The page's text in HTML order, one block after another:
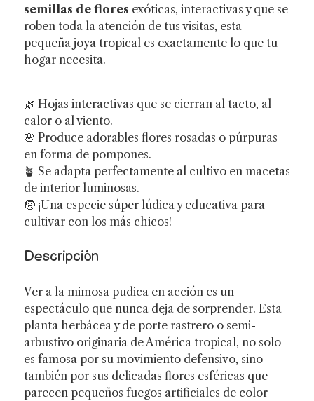
semillas de flores exóticas, interactivas y que se
roben toda la atención de tus visitas, esta
pequeña joya tropical es exactamente lo que tu
hogar necesita.
🌿 Hojas interactivas que se cierran al tacto, al
calor o al viento.
🌸 Produce adorables flores rosadas o púrpuras
en forma de pompones.
🪴 Se adapta perfectamente al cultivo en macetas
de interior luminosas.
🧒 ¡Una especie súper lúdica y educativa para
cultivar con los más chicos!
Descripción
Ver a la mimosa pudica en acción es un
espectáculo que nunca deja de sorprender. Esta
planta herbácea y de porte rastrero o semi-
arbustivo originaria de América tropical, no solo
es famosa por su movimiento defensivo, sino
también por sus delicadas flores esféricas que
parecen pequeños fuegos artificiales de color